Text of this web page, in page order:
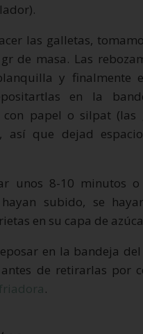
las galletas,
de masa. Las
y finalmente
en la
papel o silpat (las
así que dejad
unos 8-10 minutos
subido, se
en su capa de
en la bandeja
de retirarlas por
.